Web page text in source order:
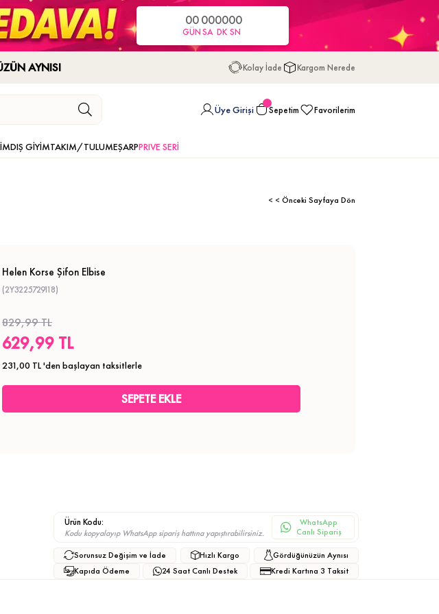
00
GÜN
00
SA
00
DK
00
SN
AYNISI Kolay İade Kargom Nerede
Üye Girişi Sepetim Favorilerim
DIŞ GİYİMTAKIM/TULUMEŞARPPRIVE SERİ
< < Önceki Sayfaya Dön
Helen Korse Şifon Elbise
(2Y3225729118)
829,99 TL
629,99 TL
231,00 TL'den başlayan taksitlerle
Ürün Kodu:
Kodu kopyalayıp WhatsApp sipariş hattına yapıştırabilirsiniz.
WhatsApp
Canlı Sipariş
Sorunsuz Değişim ve İade Hızlı Kargo
Gördüğünüzün Aynısı
Kapıda Ödeme
24 Saat Canlı Destek Kredi Kartına 3 Taksit